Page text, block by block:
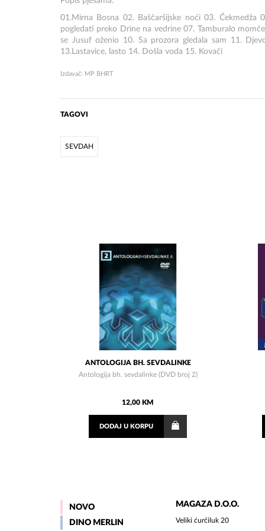
01.Mirna Bosna 02. Baščaršijske noći 03.
pogledati preko Drine na vedrine 07. Tamburalo
se Jusuf oženio 10. Sa prozora gledala sam 11.
13.Lastavice, lasto 14. Došla voda 15. Kovači
Izdavač: MP BHRT
TAGOVI
SEVDAH
ANTOLOGIJA BH. SEVDALINKE
Antologija bh. sevdalinke (DVD broj 2)
12,00 KM
DODAJ U KORPU
NOVO
DINO MERLIN
MAGAZA D.O.O.
Veliki ćurčiluk 20